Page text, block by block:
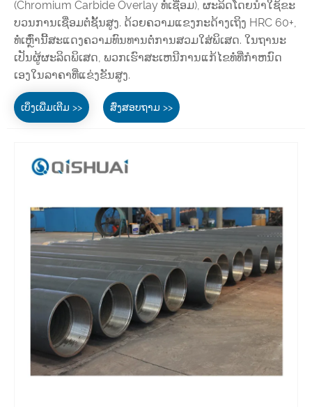
(Chromium Carbide Overlay ທໍ່​ເຊື່ອມ​)​, ຜະ​ລິດ​ໂດຍ​ນໍາ​ໃຊ້​ຂະ​
ບວນ​ການ​ເຊື່ອມ​ຕໍ່​ຊັ້ນ​ສູງ​. ດ້ວຍຄວາມແຂງກະດ້າງເຖິງ HRC 60+,
ທໍ່ເຫຼົ່ານີ້ສະແດງຄວາມທົນທານຕໍ່ການສວມໃສ່ພິເສດ. ໃນຖານະ
ເປັນຜູ້ຜະລິດພິເສດ, ພວກເຮົາສະເຫນີການແກ້ໄຂທໍ່ທີ່ກໍາຫນົດ
ເອງໃນລາຄາທີ່ແຂ່ງຂັນສູງ.
ເບິ່ງເພີ່ມເຕີມ >> ສົ່ງສອບຖາມ >>